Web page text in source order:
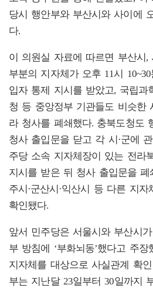
당시 행안부와 부산시와 사이에
다.
이 의원실 자료에 따르면 부산시,
부분의 지자체가 오후 11시
입자 통제 지시를 받았고, 국립과
청 등 중앙정부 기관들도 비슷한
라 청사를 폐쇄했다. 충북도청도
청사 출입문을 닫고 각 시·군에
주당 소속 지자체장이 있는 전라
지시를 받은 뒤 청사 출입문을
주시·군산시·익산시 등 다른 지
확인됐다.
앞서 민주당은 서울시와 부산시
부 방침에 ‘부화뇌동’했다고 주
지자체를 대상으로 사실관계 확
부는 지난달 23일부터 30일까지